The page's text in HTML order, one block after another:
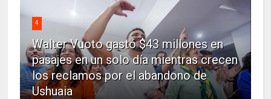
4
Walter Vuoto gastó $43 millones en
pasajes en un solo día mientras crecen
los reclamos por el abandono de
Ushuaia